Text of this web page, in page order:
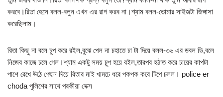
করবে।রিতা হেসে বলল-বলুন এখন এর রাগ করব না।শ্যাম বলল-তোমার সাইজটা জিঙ্গাসা
করেছিলাম।
রিতা কিছু না বলে চুপ করে রইল,বুঝে পেল না চহাতে চা টা দিয়ে বলল-৩৬ এর ডবল ডি,বলে
নিজের কাজে চলে গেল।শ্যাম একটু সময় চুপ হয়ে রইল,তারপর হঠাত করে চায়ের কাপটা
পাশে রেখে উঠে পেছন দিয়ে রিতার মাই খামচে ধরে পকপক করে টিপে চলল। police er
choda পুলিশের সাথে পরকীয়া সেক্স